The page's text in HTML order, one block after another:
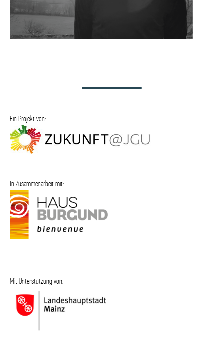
Ein Projekt von:
In Zusammenarbeit mit:
Mit Unterstützung von: